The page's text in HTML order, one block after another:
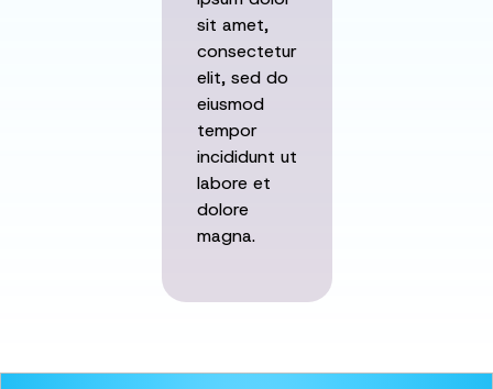
sit amet,
consectetur
elit, sed do
eiusmod
tempor
incididunt ut
labore et
dolore
magna.